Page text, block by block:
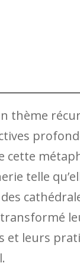
thème
cette
telle
transformé
leurs